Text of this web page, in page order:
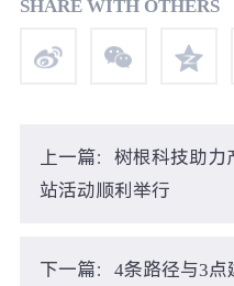
SHARE WITH OTHERS
上一篇：树根科技助力
站活动顺利举行
下一篇：4条路径与3